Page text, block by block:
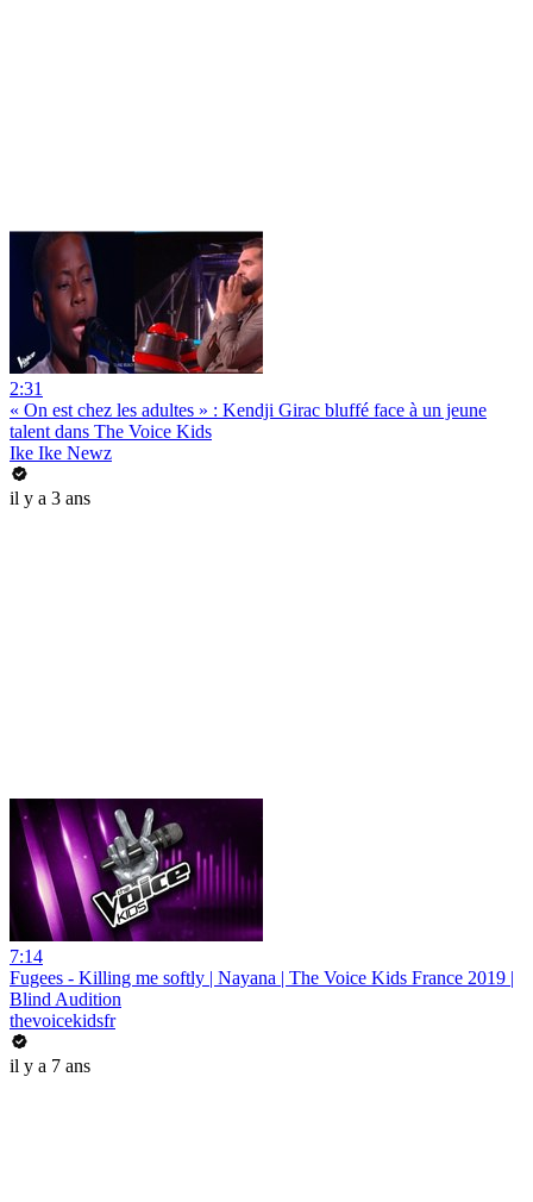
2:31
« On est chez les adultes » : Kendji Girac bluffé face à un jeune
talent dans The Voice Kids
Ike Ike Newz
il y a 3 ans
7:14
Fugees - Killing me softly | Nayana | The Voice Kids France 2019 |
Blind Audition
thevoicekidsfr
il y a 7 ans